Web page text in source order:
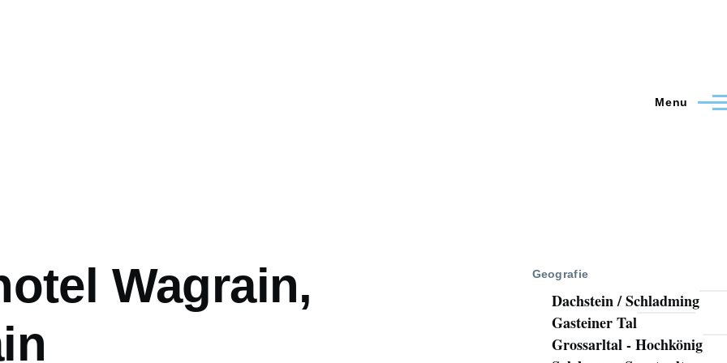
Menu
Wagrain,
Geografie
Dachstein / Schladming
Gasteiner Tal
Grossarltal - Hochkönig